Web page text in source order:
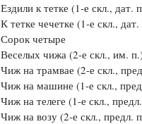
Ездили к тетке (1-е скл., дат.
К тетке чечетке (1-е скл.,
Сорок четыре
Веселых чижа (2-е скл., им.
Чиж на трамвае (2-е скл.,
Чиж на машине (1-е скл.,
Чиж на телеге (1-е скл.,
Чиж на возу (2-е скл., предл.